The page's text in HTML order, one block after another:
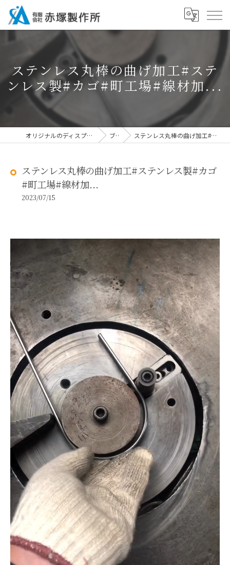
ステンレス丸棒の曲げ加工#ステ
ンレス製#カゴ#町工場#線材加...
オリジナルのディスプレイなら有限会社赤塚製作所 ブログ ステンレス丸棒の曲げ加工#ステンレス製#カゴ#町工場#線材加...
ステンレス丸棒の曲げ加工#ステンレス製#カゴ
#町工場#線材加...
2023/07/15